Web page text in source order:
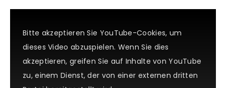
Bitte akzeptieren Sie YouTube-Cookies, um
dieses Video abzuspielen. Wenn Sie dies
akzeptieren, greifen Sie auf Inhalte von YouTube
zu, einem Dienst, der von einer externen dritten